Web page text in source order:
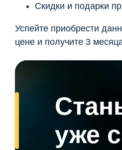
Скидки и подарки
Успейте приобрести
цене и получите 3
уже